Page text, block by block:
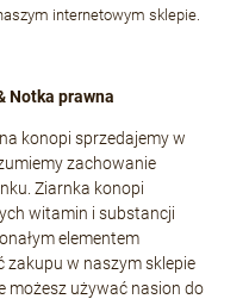
internetowym sklepie.
Notka prawna
konopi sprzedajemy w
zachowanie
Ziarnka konopi
witamin i substancji
elementem
zakupu w naszym sklepie
możesz używać nasion do